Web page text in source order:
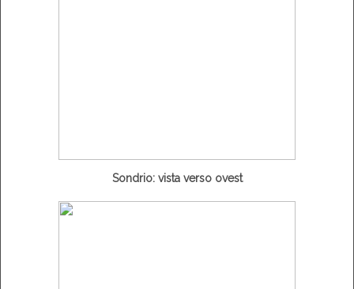
Sondrio: vista verso ovest